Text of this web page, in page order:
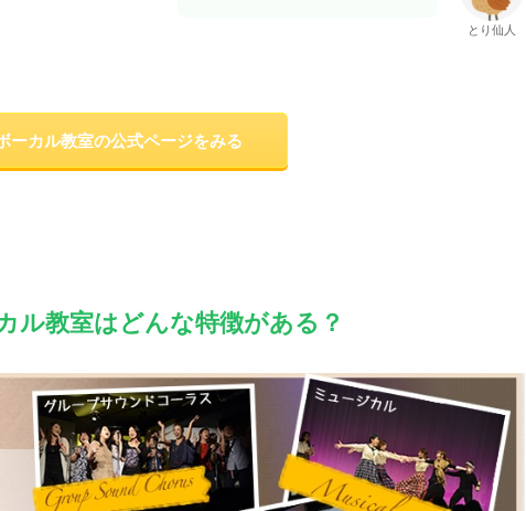
とり仙人
ーカル教室の公式ページをみる
ル教室はどんな特徴がある？